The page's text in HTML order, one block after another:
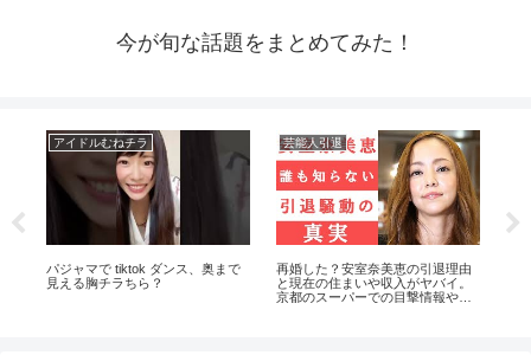
今が旬な話題をまとめてみた！
アイドルむねチラ
パジャマで tiktok ダンス、奥まで
見える胸チラちら？
芸能人引退
再婚した？安室奈美恵の引退理由
と現在の住まいや収入がヤバイ。
京都のスーパーでの目撃情報や西